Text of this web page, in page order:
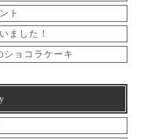
ト
ました！
ショコラケーキ